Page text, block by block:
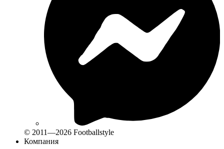
© 2011—2026 Footballstyle
Компания